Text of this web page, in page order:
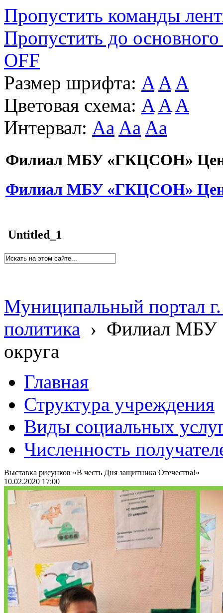
Пропустить команды
Пропустить до основного
OFF
Размер шрифта: A A A
Цветовая схема: A A A
Интервал: Aa Aa Aa
Филиал МБУ «ГКЦСОН»
Филиал МБУ «ГКЦСОН»
Untitled_1
Муниципальный портал
политика › Филиал МБУ
округа
Главная
Структура учреждения
Виды социальных
Численность
Выставка рисунков «В честь Дня защитника Отечества!»
10.02.2020 17:00